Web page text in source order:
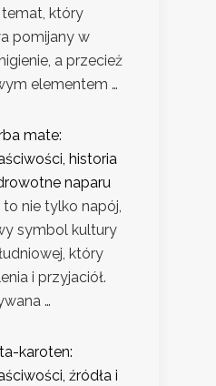
który
pomijany w
a przecież
elementem …
mate:
historia
naparu
nie tylko napój,
symbol kultury
który
i przyjaciół.
…
karoten:
źródła i